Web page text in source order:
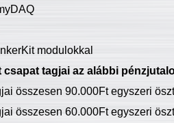
modulokkal
tagjai az alábbi
összesen 90.000Ft egyszeri
összesen 60.000Ft egyszeri